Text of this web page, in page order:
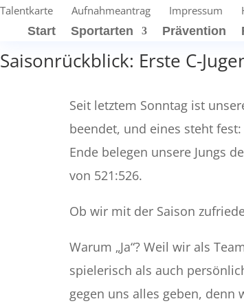
Talentkarte Aufnahmeantrag Impressum
Start
Sportarten Prävention
Saisonrückblick: Erste C-
Seit letztem Sonntag ist
beendet, und eines steht
Ende belegen unsere Jungs
von 521:526.
Ob wir mit der Saison
Warum „Ja“? Weil wir als
spielerisch als auch
gegen uns alles geben,